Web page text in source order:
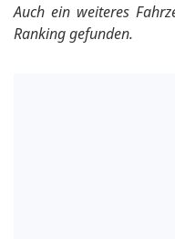
Auch ein weiteres
Ranking gefunden.